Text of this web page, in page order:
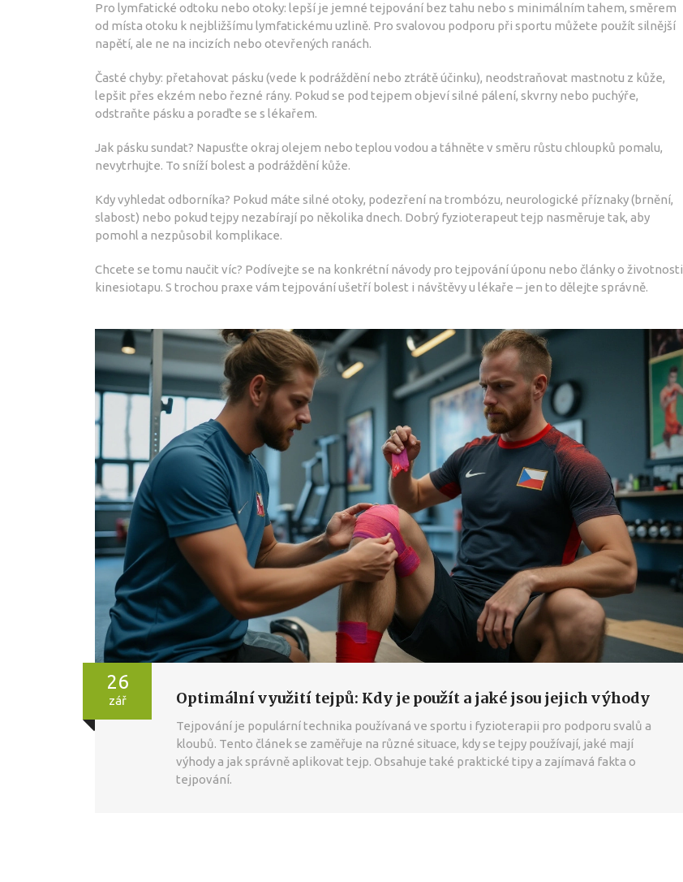
Pro lymfatické odtoku nebo otoky: lepší je jemné tejpování bez tahu nebo s minimálním tahem, směrem
od místa otoku k nejbližšímu lymfatickému uzlině. Pro svalovou podporu při sportu můžete použít silnější
napětí, ale ne na incizích nebo otevřených ranách.
Časté chyby: přetahovat pásku (vede k podráždění nebo ztrátě účinku), neodstraňovat mastnotu z kůže,
lepšit přes ekzém nebo řezné rány. Pokud se pod tejpem objeví silné pálení, skvrny nebo puchýře,
odstraňte pásku a poraďte se s lékařem.
Jak pásku sundat? Napusťte okraj olejem nebo teplou vodou a táhněte v směru růstu chloupků pomalu,
nevytrhujte. To sníží bolest a podráždění kůže.
Kdy vyhledat odborníka? Pokud máte silné otoky, podezření na trombózu, neurologické příznaky (brnění,
slabost) nebo pokud tejpy nezabírají po několika dnech. Dobrý fyzioterapeut tejp nasměruje tak, aby
pomohl a nezpůsobil komplikace.
Chcete se tomu naučit víc? Podívejte se na konkrétní návody pro tejpování úponu nebo články o životnosti
kinesiotapu. S trochou praxe vám tejpování ušetří bolest i návštěvy u lékaře – jen to dělejte správně.
26
zář Optimální využití tejpů: Kdy je použít a jaké jsou jejich výhody
Tejpování je populární technika používaná ve sportu i fyzioterapii pro podporu svalů a
kloubů. Tento článek se zaměřuje na různé situace, kdy se tejpy používají, jaké mají
výhody a jak správně aplikovat tejp. Obsahuje také praktické tipy a zajímavá fakta o
tejpování.